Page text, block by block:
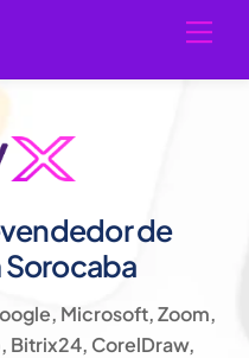
de
Sorocaba
Microsoft, Zoom,
Bitrix24, CorelDraw,